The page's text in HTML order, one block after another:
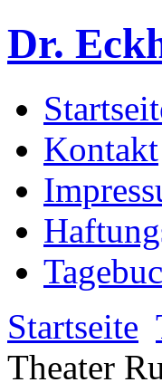
Dr.
Kontakt
Startseite
Theater